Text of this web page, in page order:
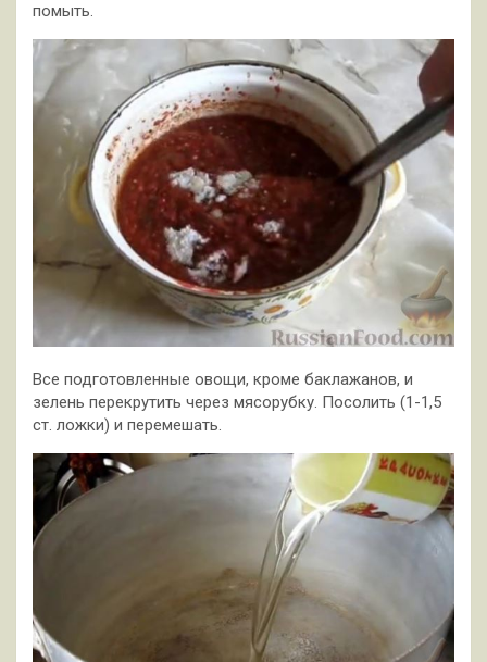
помыть.
Все подготовленные овощи, кроме баклажанов, и
зелень перекрутить через мясорубку. Посолить (1-1,5
ст. ложки) и перемешать.